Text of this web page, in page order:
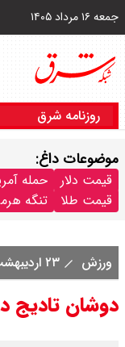
جمعه ۱۶ مرداد ۱۴۰۵
روزنامه شرق
موضوعات داغ:
قیمت دلار حمله
قیمت طلا
تنگه
ورزش ۲۳ اردیبهشت ۱۴۰۴
دوشان تادیج در